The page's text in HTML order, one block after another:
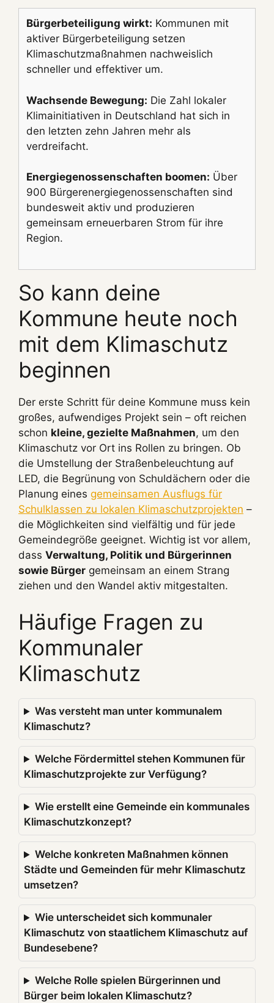
Bürgerbeteiligung wirkt: Kommunen mit
aktiver Bürgerbeteiligung setzen
Klimaschutzmaßnahmen nachweislich
schneller und effektiver um.
Wachsende Bewegung: Die Zahl lokaler
Klimainitiativen in Deutschland hat sich in
den letzten zehn Jahren mehr als
verdreifacht.
Energiegenossenschaften boomen: Über
900 Bürgerenergiegenossenschaften sind
bundesweit aktiv und produzieren
gemeinsam erneuerbaren Strom für ihre
Region.
So kann deine
Kommune heute noch
mit dem Klimaschutz
beginnen
Der erste Schritt für deine Kommune muss kein
großes, aufwendiges Projekt sein – oft reichen
schon kleine, gezielte Maßnahmen, um den
Klimaschutz vor Ort ins Rollen zu bringen. Ob
die Umstellung der Straßenbeleuchtung auf
LED, die Begrünung von Schuldächern oder die
Planung eines gemeinsamen Ausflugs für
Schulklassen zu lokalen Klimaschutzprojekten –
die Möglichkeiten sind vielfältig und für jede
Gemeindegröße geeignet. Wichtig ist vor allem,
dass Verwaltung, Politik und Bürgerinnen
sowie Bürger gemeinsam an einem Strang
ziehen und den Wandel aktiv mitgestalten.
Häufige Fragen zu
Kommunaler
Klimaschutz
Was versteht man unter kommunalem
Klimaschutz?
Welche Fördermittel stehen Kommunen für
Klimaschutzprojekte zur Verfügung?
Wie erstellt eine Gemeinde ein kommunales
Klimaschutzkonzept?
Welche konkreten Maßnahmen können
Städte und Gemeinden für mehr Klimaschutz
umsetzen?
Wie unterscheidet sich kommunaler
Klimaschutz von staatlichem Klimaschutz auf
Bundesebene?
Welche Rolle spielen Bürgerinnen und
Bürger beim lokalen Klimaschutz?